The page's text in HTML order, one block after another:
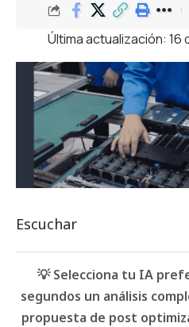
Última actualización: 16
Escuchar
💡 Selecciona tu IA
segundos un análisis
propuesta de post